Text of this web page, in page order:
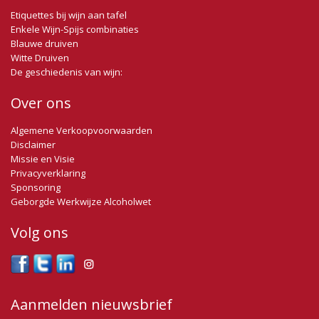
veel meer om het raffinement en de delicate smaak.
Wijn-Spijs tip: Chateaubriand, rundvlees met pepersaus of
champignons.
Etiquettes bij wijn aan tafel
Enkele Wijn-Spijs combinaties
Blauwe druiven
Witte Druiven
De geschiedenis van wijn:
Over ons
Algemene Verkoopvoorwaarden
Disclaimer
Missie en Visie
Privacyverklaring
Sponsoring
Geborgde Werkwijze Alcoholwet
Volg ons
Aanmelden nieuwsbrief